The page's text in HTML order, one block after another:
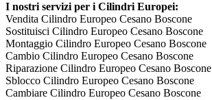
I nostri servizi per i Cilindri Europei:
Vendita Cilindro Europeo Cesano Boscone
Sostituisci Cilindro Europeo Cesano Boscone
Montaggio Cilindro Europeo Cesano Boscone
Cambio Cilindro Europeo Cesano Boscone
Riparazione Cilindro Europeo Cesano Boscone
Sblocco Cilindro Europeo Cesano Boscone
Cambiare Cilindro Europeo Cesano Boscone